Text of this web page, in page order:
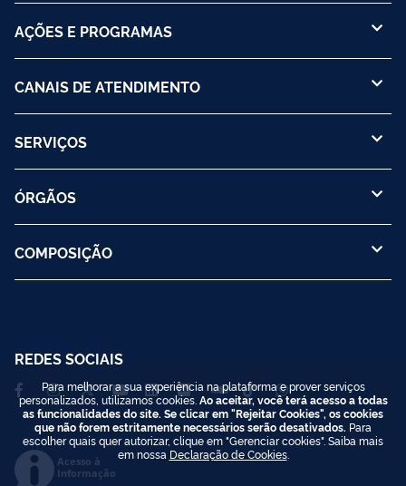
AÇÕES E PROGRAMAS
CANAIS DE ATENDIMENTO
SERVIÇOS
ÓRGÃOS
COMPOSIÇÃO
REDES SOCIAIS
Acesso à
Informação
Para melhorar a sua experiência na plataforma e prover serviços
personalizados, utilizamos cookies. Ao aceitar, você terá acesso a todas
as funcionalidades do site. Se clicar em "Rejeitar Cookies", os cookies
que não forem estritamente necessários serão desativados. Para
escolher quais quer autorizar, clique em "Gerenciar cookies". Saiba mais
em nossa Declaração de Cookies.